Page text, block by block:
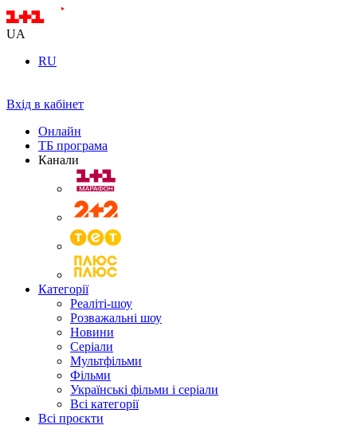
UA
RU
Вхід в кабінет
Онлайн
ТБ програма
Канали
Категорії
Реаліті-шоу
Розважальні шоу
Новини
Серіали
Мультфільми
Фільми
Українські фільми і серіали
Всі категорії
Всі проєкти